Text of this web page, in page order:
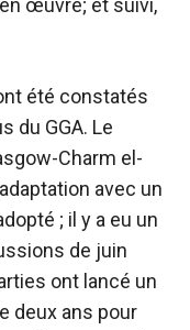
œuvre; et suivi,
été constatés
du GGA. Le
Charm el-
avec un
; il y a eu un
de juin
ont lancé un
deux ans pour